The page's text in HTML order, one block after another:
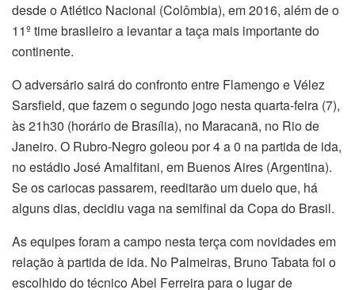
desde o Atlético Nacional (Colômbia), em 2016, além de o
11º time brasileiro a levantar a taça mais importante do
continente.
O adversário sairá do confronto entre Flamengo e Vélez
Sarsfield, que fazem o segundo jogo nesta quarta-feira (7),
às 21h30 (horário de Brasília), no Maracanã, no Rio de
Janeiro. O Rubro-Negro goleou por 4 a 0 na partida de ida,
no estádio José Amalfitani, em Buenos Aires (Argentina).
Se os cariocas passarem, reeditarão um duelo que, há
alguns dias, decidiu vaga na semifinal da Copa do Brasil.
As equipes foram a campo nesta terça com novidades em
relação à partida de ida. No Palmeiras, Bruno Tabata foi o
escolhido do técnico Abel Ferreira para o lugar de